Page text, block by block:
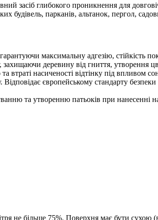
засіб глибокого проникнення для
будівель, парканів, альтанок, пергол,
максимальну адгезію, стійкість
деревину від гниття, утворення
втраті насиченості відтінку під впливом
Відповідає європейському стандарту
та утворенню патьоків при нанесенні
не більше 75%. Поверхня має бути